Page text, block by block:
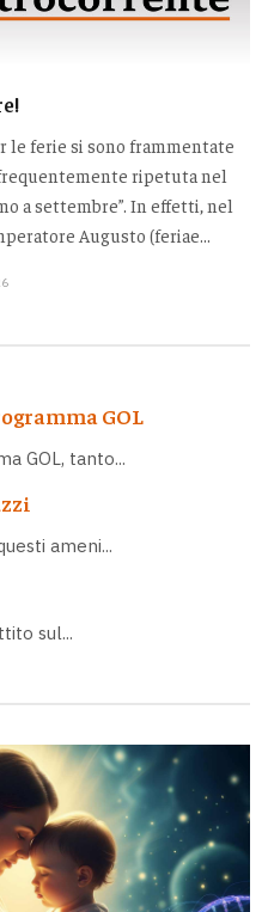
le ferie si sono frammentate
ripetuta nel
a settembre”. In effetti, nel
Augusto (feriae...
GOL
GOL, tanto...
ameni...
sul...